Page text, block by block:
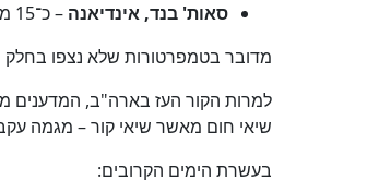
סאות' בנד, אינדיאנה – כ־15 מעלות מתחת לאפס בשעות הבוקר.
מדובר בטמפרטורות שלא נצפו
למרות הקור העז בארה"ב, המדענים
שיאי חום מאשר שיאי קור – מגמה
בעשרת הימים הקרובים: